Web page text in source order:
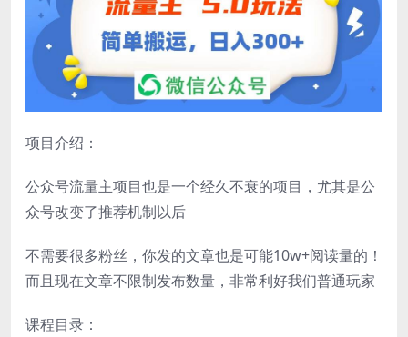
项目介绍：
公众号流量主项目也是一个经久不衰的项目，尤其是公
众号改变了推荐机制以后
不需要很多粉丝，你发的文章也是可能10w+阅读量的！
而且现在文章不限制发布数量，非常利好我们普通玩家
课程目录：